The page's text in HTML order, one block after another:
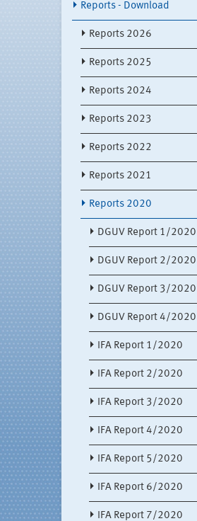
Reports - Download
Reports 2026
Reports 2025
Reports 2024
Reports 2023
Reports 2022
Reports 2021
Reports 2020
DGUV Report 1/2020
DGUV Report 2/2020
DGUV Report 3/2020
DGUV Report 4/2020
IFA Report 1/2020
IFA Report 2/2020
IFA Report 3/2020
IFA Report 4/2020
IFA Report 5/2020
IFA Report 6/2020
IFA Report 7/2020